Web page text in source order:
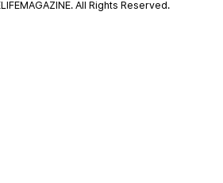
All Rights Reserved.